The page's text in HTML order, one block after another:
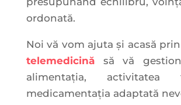
ordonată.
Noi vă vom ajuta și acasă
telemedicinăsă vă
alimentația,
medicamentația adaptată